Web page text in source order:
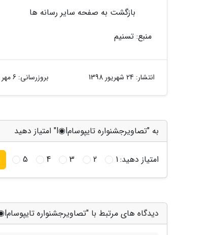
بازگشت به صفحه سایر رسانه ها
منبع: تسنیم
انتشار: 24 شهریور 1398 بروزرسانی: 6 مهر 1399
به "تصاویرجشنواره تایپوسامl◉l" امتیاز دهید
امتیاز دهید:1
2
3
4
5
دیدگاه های مرتبط با "تصاویرجشنواره تایپوسامl◉l"